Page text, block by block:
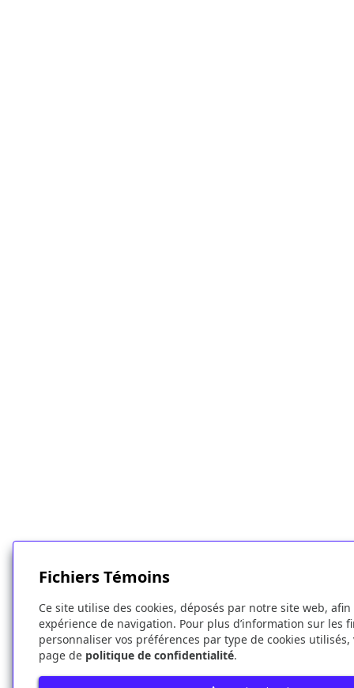
Fichiers Témoins
Ce site utilise des cookies, déposés par notre site web, afin
expérience de navigation. Pour plus d’information sur les
personnaliser vos préférences par type de cookies
page de politique de confidentialité.